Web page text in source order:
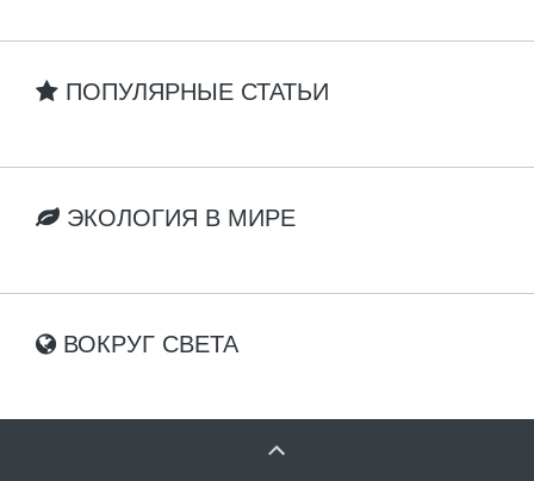
ПОПУЛЯРНЫЕ СТАТЬИ
ЭКОЛОГИЯ В МИРЕ
ВОКРУГ СВЕТА